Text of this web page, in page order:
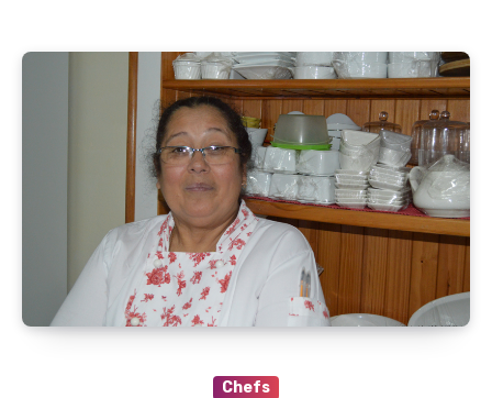
Chefs